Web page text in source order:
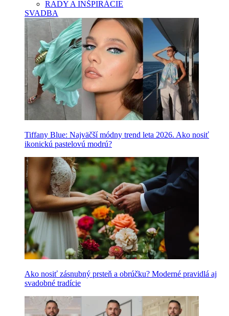
RADY A INŠPIRÁCIE
SVADBA
Tiffany Blue: Najväčší módny trend leta 2026. Ako nosiť
ikonickú pastelovú modrú?
Ako nosiť zásnubný prsteň a obrúčku? Moderné pravidlá aj
svadobné tradície